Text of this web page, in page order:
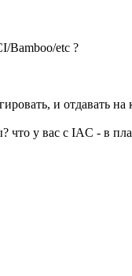
Bamboo/etc ?
и отдавать
что у вас с IAC - в